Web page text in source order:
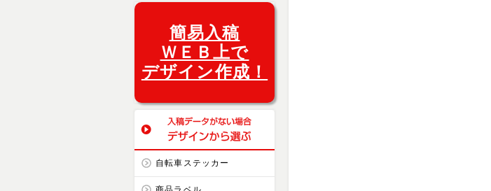
簡易入稿
ＷＥＢ上で
デザイン作成！
自転車ステッカー